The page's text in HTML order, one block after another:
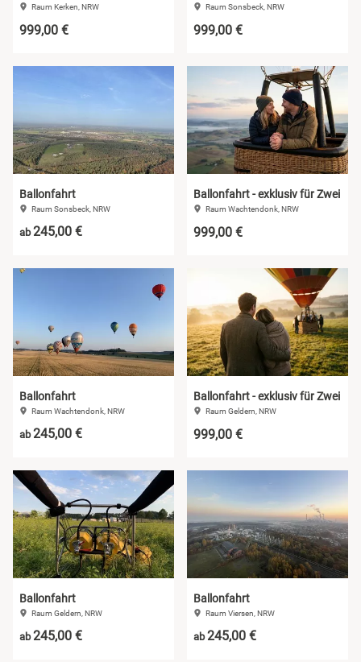
Raum Kerken, NRW
999,00 €
Raum Sonsbeck, NRW
999,00 €
Ballonfahrt
Raum Sonsbeck, NRW
ab245,00 €
Ballonfahrt - exklusiv für Zwei
Raum Wachtendonk, NRW
999,00 €
Ballonfahrt
Raum Wachtendonk, NRW
ab245,00 €
Ballonfahrt - exklusiv für Zwei
Raum Geldern, NRW
999,00 €
Ballonfahrt
Raum Geldern, NRW
ab245,00 €
Ballonfahrt
Raum Viersen, NRW
ab245,00 €